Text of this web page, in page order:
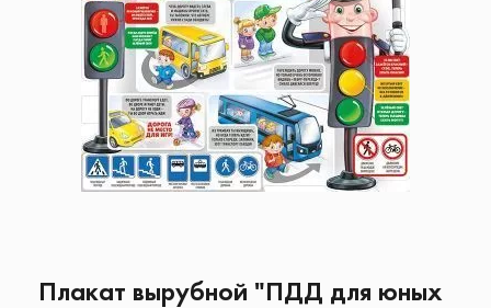
Плакат вырубной "ПДД для юных